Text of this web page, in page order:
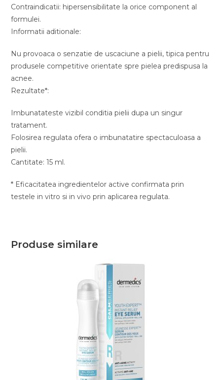
Contraindicatii: hipersensibilitate la orice component al
formulei.
Informatii aditionale:
Nu provoaca o senzatie de uscaciune a pielii, tipica pentru
produsele competitive orientate spre pielea predispusa la
acnee.
Rezultate*:
Imbunatateste vizibil conditia pielii dupa un singur
tratament.
Folosirea regulata ofera o imbunatatire spectaculoasa a
pielii.
Cantitate: 15 ml.
* Eficacitatea ingredientelor active confirmata prin
testele in vitro si in vivo prin aplicarea regulata.
Produse similare